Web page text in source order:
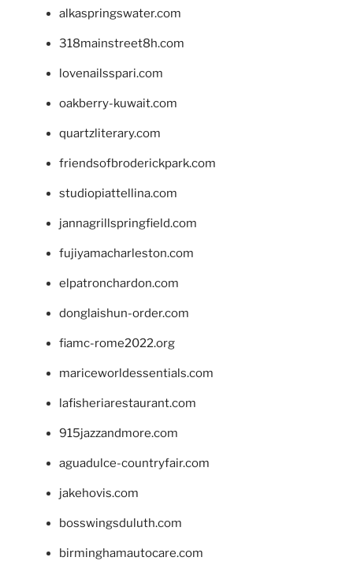
alkaspringswater.com
318mainstreet8h.com
lovenailsspari.com
oakberry-kuwait.com
quartzliterary.com
friendsofbroderickpark.com
studiopiattellina.com
jannagrillspringfield.com
fujiyamacharleston.com
elpatronchardon.com
donglaishun-order.com
fiamc-rome2022.org
mariceworldessentials.com
lafisheriarestaurant.com
915jazzandmore.com
aguadulce-countryfair.com
jakehovis.com
bosswingsduluth.com
birminghamautocare.com